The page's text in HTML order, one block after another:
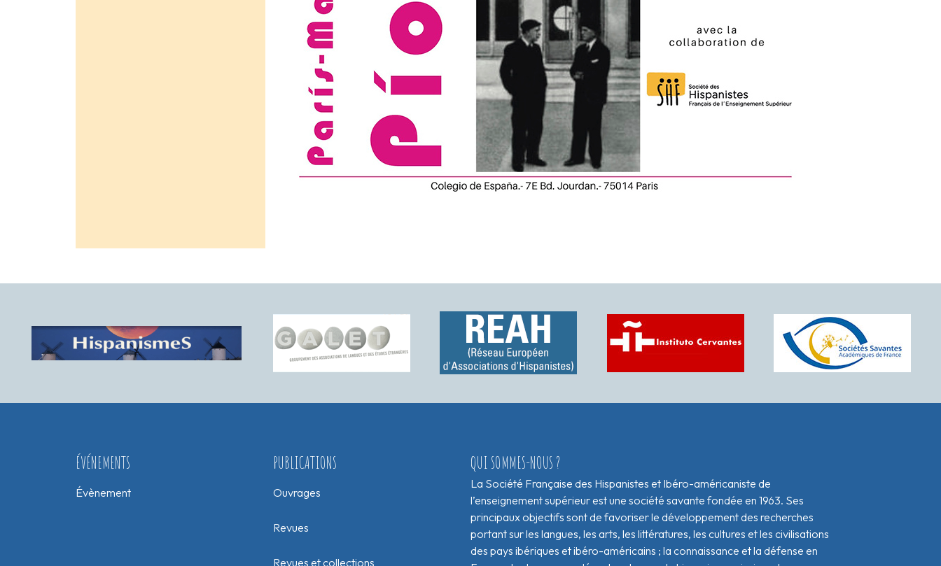
ÉVÉNEMENTS
Évènement
PUBLICATIONS
Ouvrages
Revues
Revues et collections
QUI SOMMES-NOUS ?
La Société Française des Hispanistes et Ibéro-américaniste de
l’enseignement supérieur est une société savante fondée en 1963. Ses
principaux objectifs sont de favoriser le développement des recherches
portant sur les langues, les arts, les littératures, les cultures et les civilisations
des pays ibériques et ibéro-américains ; la connaissance et la défense en